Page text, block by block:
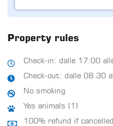
Property rules
Check-in: dalle 17:00
Check-out: dalle 08.30
No smoking
Yes animals (1)
100% refund if